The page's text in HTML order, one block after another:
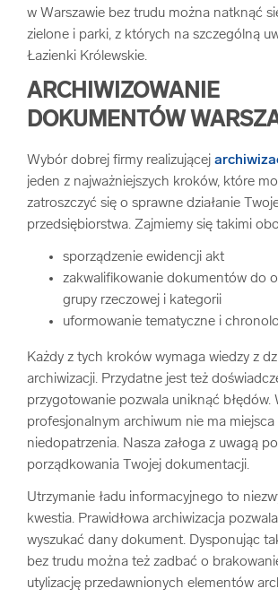
Osuszanie dokumentów
Pozostałe usługi
w Warszawie bez trudu można natknąć
zielone i parki, z których na szczególną
Łazienki Królewskie.
ARCHIWIZOWANIE
DOKUMENTÓW
Wybór dobrej firmy realizującej
jeden z najważniejszych kroków, które
zatroszczyć się o sprawne działanie
przedsiębiorstwa. Zajmiemy się takimi
sporządzenie ewidencji akt
zakwalifikowanie dokumentów do
grupy rzeczowej i kategorii
uformowanie tematyczne i
Każdy z tych kroków wymaga wiedzy z
archiwizacji. Przydatne jest też
przygotowanie pozwala uniknąć błędów.
profesjonalnym archiwum nie ma miejsca
niedopatrzenia. Nasza załoga z uwagą
porządkowania Twojej dokumentacji.
Utrzymanie ładu informacyjnego to
kwestia. Prawidłowa archiwizacja
wyszukać dany dokument. Dysponując
bez trudu można też zadbać o
utylizację przedawnionych elementów